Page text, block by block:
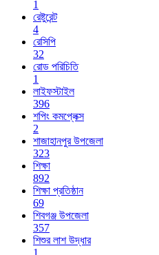
1
রেষ্টুরেন্ট
4
রেসিপি
32
রোড পরিচিতি
1
লাইফস্টাইল
396
শপিং কমপ্লেক্স
2
শাজাহানপুর উপজেলা
323
শিক্ষা
892
শিক্ষা প্রতিষ্ঠান
69
শিবগঞ্জ উপজেলা
357
শিশুর লাশ উদ্ধার